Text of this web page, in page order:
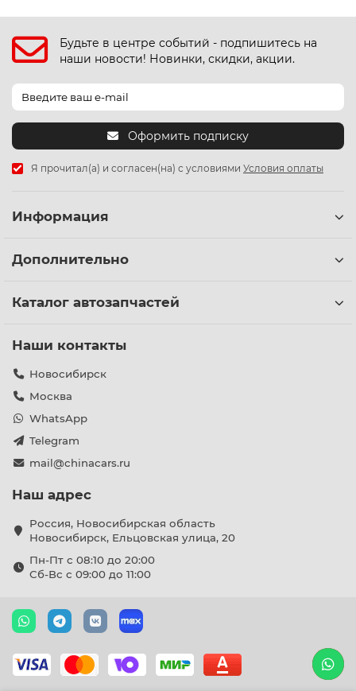
Будьте в центре событий - подпишитесь на
наши новости! Новинки, скидки, акции.
Оформить подписку
Я прочитал(а) и согласен(на) с условиями Условия оплаты
Информация
Дополнительно
Каталог автозапчастей
Наши контакты
Новосибирск
Москва
WhatsApp
Telegram
mail@chinacars.ru
Наш адрес
Россия, Новосибирская область
Новосибирск, Ельцовская улица, 20
Пн-Пт с 08:10 до 20:00
Сб-Вс с 09:00 до 11:00